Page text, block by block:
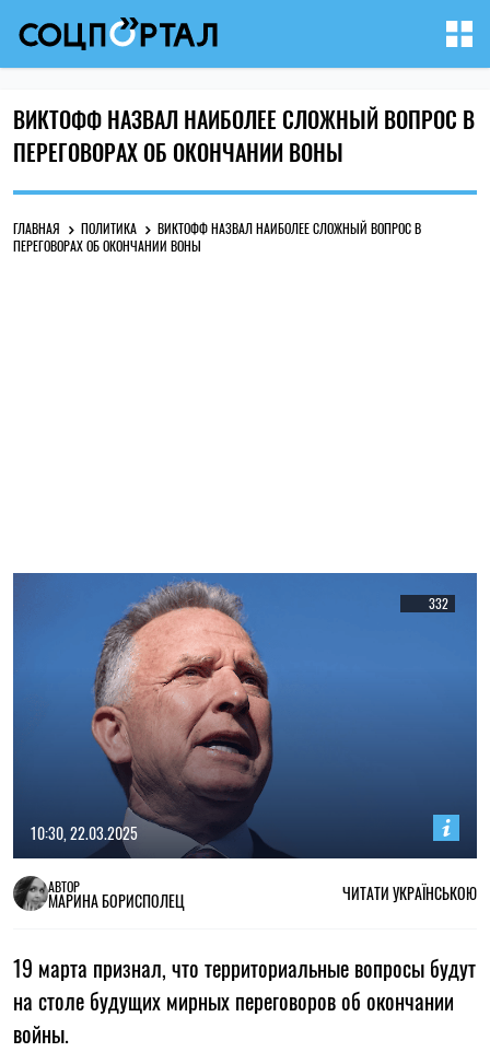
ВИКТОФФ НАЗВАЛ НАИБОЛЕЕ СЛОЖНЫЙ ВОПРОС В
ПЕРЕГОВОРАХ ОБ ОКОНЧАНИИ ВОНЫ
ГЛАВНАЯ ПОЛИТИКА
ВИКТОФФ НАЗВАЛ НАИБОЛЕЕ СЛОЖНЫЙ ВОПРОС В
ПЕРЕГОВОРАХ ОБ ОКОНЧАНИИ ВОНЫ
332
10:30, 22.03.2025
АВТОР
МАРИНА БОРИСПОЛЕЦ ЧИТАТИ УКРАЇНСЬКОЮ
19 марта признал, что территориальные вопросы будут
на столе будущих мирных переговоров об окончании
войны.